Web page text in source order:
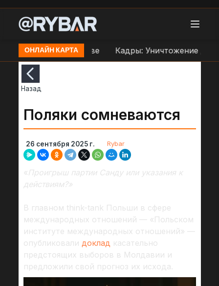
ОНЛАЙН КАРТА
ВСУ в Орехове Кадры: Уничтожение
Назад
Поляки сомневаются
26 сентября 2025 г. Rybar
«Проигрыш партии Санду или указания к
действиям?»
В главном think-tank Польши в сфере
международных отношений — «Польском
институте международных отношений» —
опубликовали доклад касательно
предстоящих выборов в Молдавии и
предложили свой прогноз их исхода.